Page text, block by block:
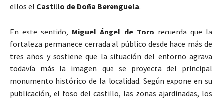
ellos el Castillo de Doña Berenguela.
En este sentido, Miguel Ángel de Toro recuerda que la
fortaleza permanece cerrada al público desde hace más de
tres años y sostiene que la situación del entorno agrava
todavía más la imagen que se proyecta del principal
monumento histórico de la localidad. Según expone en su
publicación, el foso del castillo, las zonas ajardinadas, los